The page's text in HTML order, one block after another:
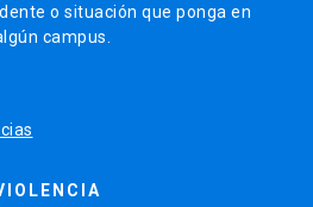
o situación que ponga en
campus.